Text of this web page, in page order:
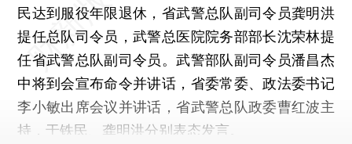
民达到服役年限退休，省武警总队副司令员龚明洪
提任总队司令员，武警总医院院务部部长沈荣林提
任省武警总队副司令员。武警部队副司令员潘昌杰
中将到会宣布命令并讲话，省委常委、政法委书记
李小敏出席会议并讲话，省武警总队政委曹红波主
持，于铁民、龚明洪分别表态发言。